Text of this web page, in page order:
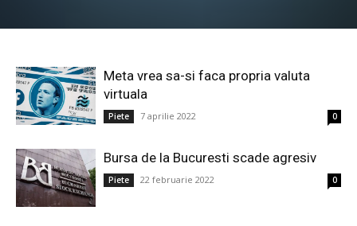
Meta vrea sa-si faca propria valuta
virtuala
Piete 7 aprilie 2022 0
Bursa de la Bucuresti scade agresiv
Piete 22 februarie 2022 0